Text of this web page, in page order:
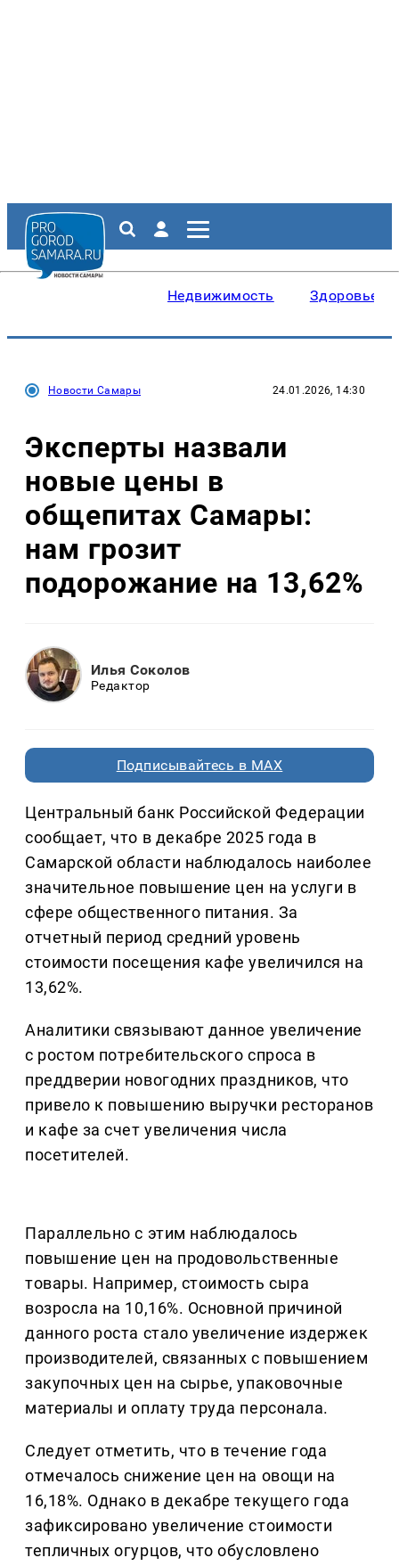
Недвижимость Здоровье
Новости Самары 24.01.2026, 14:30
Эксперты назвали
новые цены в
общепитах Самары:
нам грозит
подорожание на 13,62%
Илья Соколов
Редактор
Подписывайтесь в MAX
Центральный банк Российской Федерации
сообщает, что в декабре 2025 года в
Самарской области наблюдалось наиболее
значительное повышение цен на услуги в
сфере общественного питания. За
отчетный период средний уровень
стоимости посещения кафе увеличился на
13,62%.
Аналитики связывают данное увеличение
с ростом потребительского спроса в
преддверии новогодних праздников, что
привело к повышению выручки ресторанов
и кафе за счет увеличения числа
посетителей.
Параллельно с этим наблюдалось
повышение цен на продовольственные
товары. Например, стоимость сыра
возросла на 10,16%. Основной причиной
данного роста стало увеличение издержек
производителей, связанных с повышением
закупочных цен на сырье, упаковочные
материалы и оплату труда персонала.
Следует отметить, что в течение года
отмечалось снижение цен на овощи на
16,18%. Однако в декабре текущего года
зафиксировано увеличение стоимости
тепличных огурцов, что обусловлено